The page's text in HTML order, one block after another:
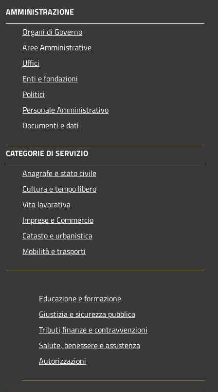
AMMINISTRAZIONE
Organi di Governo
Aree Amministrative
Uffici
Enti e fondazioni
Politici
Personale Amministrativo
Documenti e dati
CATEGORIE DI SERVIZIO
Anagrafe e stato civile
Cultura e tempo libero
Vita lavorativa
Imprese e Commercio
Catasto e urbanistica
Mobilità e trasporti
Educazione e formazione
Giustizia e sicurezza pubblica
Tributi,finanze e contravvenzioni
Salute, benessere e assistenza
Autorizzazioni